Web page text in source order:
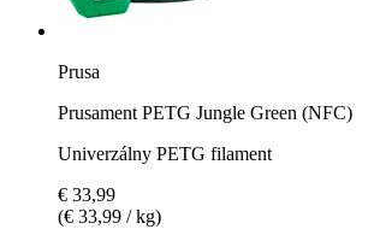
Prusa
Prusament PETG Jungle Green (NFC)
Univerzálny PETG filament
€ 33,99
(€ 33,99 / kg)